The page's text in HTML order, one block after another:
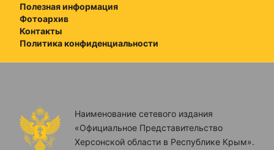
Полезная информация
Фотоархив
Контакты
Политика конфиденциальности
Наименование сетевого издания
«Официальное Представительство
Херсонской области в Республике Крым».